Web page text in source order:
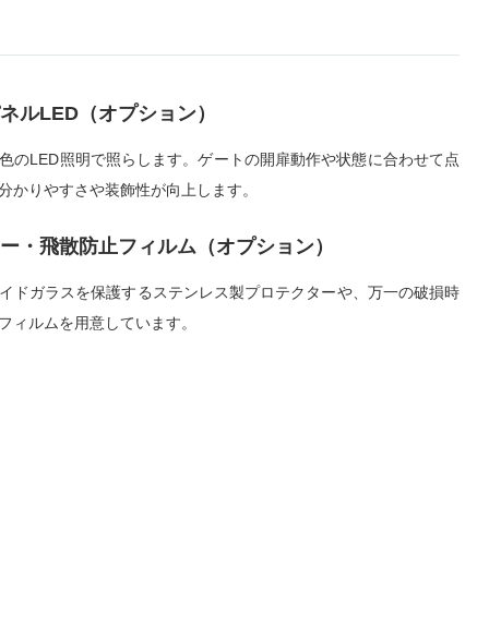
ルLED（オプション）
のLED照明で照らします。ゲートの開扉動作や状態に合わせて点
かりやすさや装飾性が向上します。
・飛散防止フィルム（オプション）
ドガラスを保護するステンレス製プロテクターや、万一の破損時
ィルムを用意しています。